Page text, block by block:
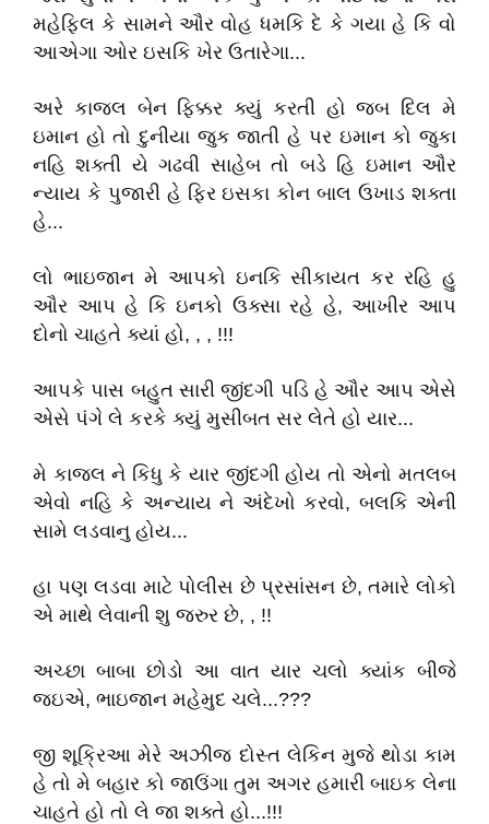
મહેફિલ કે સામને ઔર વોહ ધમકિ દે કે ગયા હે કિ વો
આએગા ઓર ઇસકિ ખેર ઉતારેગા...
અરે કાજલ બેન ફિક્કર ક્યું કરતી હો જબ દિલ મે
ઇમાન હો તો દુનીયા જુક જાતી હે પર ઇમાન કો જુકા
નહિ શક્તી યે ગઢવી સાહેબ તો બડે હિ ઇમાન ઔર
ન્યાય કે પુજારી હે ફિર ઇસકા કોન બાલ ઉખાડ શક્તા
હે...
લો ભાઇજાન મે આપકો ઇનકિ સીકાયત કર રહિ હુ
ઔર આપ હે કિ ઇનકો ઉક્સા રહે હે, આખીર આપ
દોનો ચાહતે ક્યાં હો, , , !!!
આપકે પાસ બહુત સારી જીંદગી પડિ હે ઔર આપ એસે
એસે પંગે લે કરકે ક્યું મુસીબત સર લેતે હો યાર...
મે કાજલ ને કિધુ કે યાર જીંદગી હોય તો એનો મતલબ
એવો નહિ કે અન્યાય ને અંદેખો કરવો, બલકિ એની
સામે લડવાનુ હોય...
હા પણ લડવા માટે પોલીસ છે પ્રસાંસન છે, તમારે લોકો
એ માથે લેવાની શુ જરુર છે, , !!
અચ્છા બાબા છોડો આ વાત યાર ચલો ક્યાંક બીજે
જઇએ, ભાઇજાન મહેમુદ ચલે...???
જી શૂક્રિઆ મેરે અઝીજ દોસ્ત લેકિન મુજે થોડા કામ
હે તો મે બહાર કો જાઉંગા તુમ અગર હમારી બાઇક લેના
ચાહતે હો તો લે જા શક્તે હો...!!!